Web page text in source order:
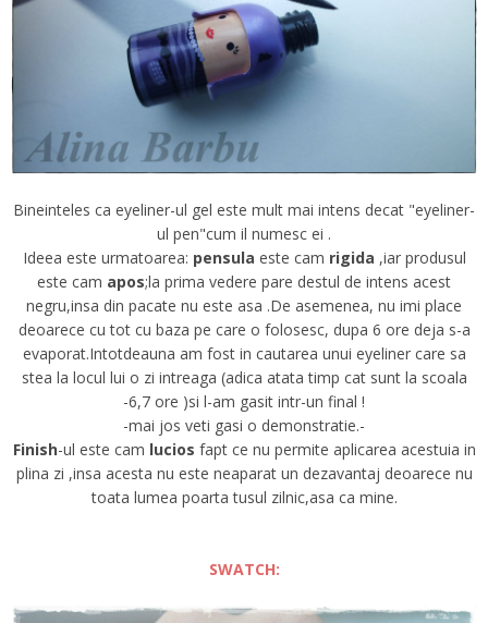
Bineinteles ca eyeliner-ul gel este mult mai intens decat "eyeliner-
ul pen"cum il numesc ei .
Ideea este urmatoarea: pensula este cam rigida ,iar produsul
este cam apos;la prima vedere pare destul de intens acest
negru,insa din pacate nu este asa .De asemenea, nu imi place
deoarece cu tot cu baza pe care o folosesc, dupa 6 ore deja s-a
evaporat.Intotdeauna am fost in cautarea unui eyeliner care sa
stea la locul lui o zi intreaga (adica atata timp cat sunt la scoala
-6,7 ore )si l-am gasit intr-un final !
-mai jos veti gasi o demonstratie.-
Finish-ul este cam lucios fapt ce nu permite aplicarea acestuia in
plina zi ,insa acesta nu este neaparat un dezavantaj deoarece nu
toata lumea poarta tusul zilnic,asa ca mine.
SWATCH: